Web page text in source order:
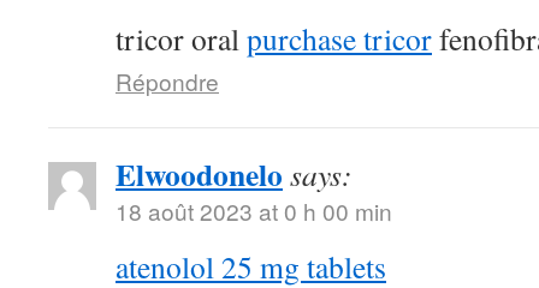
tricor oralpurchase tricor
Répondre
Elwoodonelo says:
18 août 2023 at 0 h 00 min
atenolol 25 mg tablets